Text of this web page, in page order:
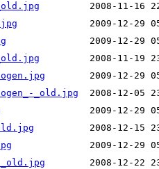
_old.jpg
_old.jpg